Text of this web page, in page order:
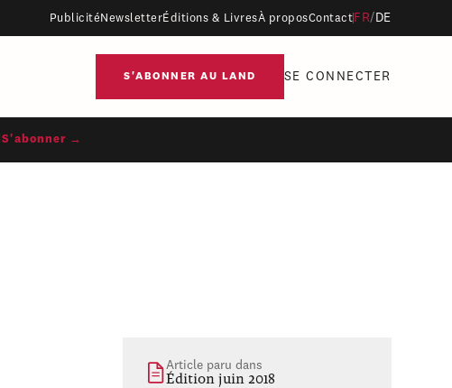
Publicité NewsletterÉditions & LivresÀ proposContact FR/ DE
S'ABONNER AU LAND SE CONNECTER
S'abonner →
Article paru dans
Édition juin 2018